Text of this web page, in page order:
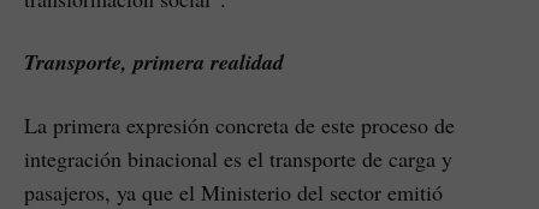
Transporte, primera realidad
La primera expresión concreta de este proceso de
integración binacional es el transporte de carga y
pasajeros, ya que el Ministerio del sector emitió